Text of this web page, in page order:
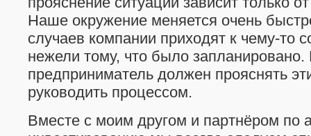
Наше окружение меняется очень
случаев компании приходят к чему-то
нежели тому, что было
предприниматель должен прояснять
руководить процессом.
Вместе с моим другом и партнёром по